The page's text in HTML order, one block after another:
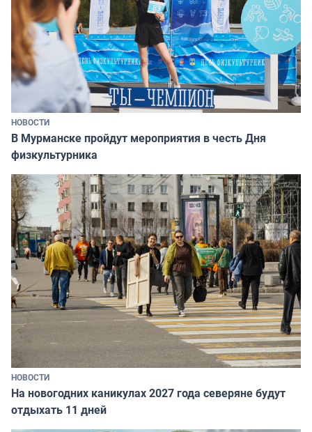
НОВОСТИ
В Мурманске пройдут мероприятия в честь Дня
физкультурника
НОВОСТИ
На новогодних каникулах 2027 года северяне будут
отдыхать 11 дней